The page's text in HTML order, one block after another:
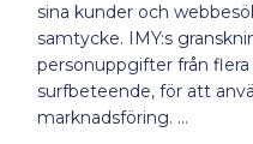
sina kunder och
samtycke. IMY:s
personuppgifter från
surfbeteende, för att
marknadsföring. ...